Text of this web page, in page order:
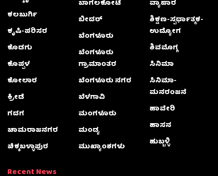
ಕಲಬುರ್ಗಿ
ಕೃಷಿ-ಪರಿಸರ
ಕೊಡಗು
ಕೊಪ್ಪಳ
ಕೋಲಾರ
ಕ್ರೀಡೆ
ಗದಗ
ಚಾಮರಾಜನಗರ
ಚಿಕ್ಕಬಳ್ಳಾಫುರ
ಬಾಗಲಕೋಟೆ
ಬೀದರ್
ಬೆಂಗಳೂರು
ಬೆಂಗಳೂರು
ಗ್ರಾಮಾಂತರ
ಬೆಂಗಳೂರು ನಗರ
ಬೆಳಗಾವಿ
ಮಂಗಳೂರು
ಮಂಡ್ಯ
ಮುಖ್ಯಾಂಶಗಳು
ವ್ಯಾಪಾರ
ಶಿಕ್ಷಣ-ಸ್ಪರ್ಧಾತ್ಮಕ-
ಉದ್ಯೋಗ
ಶಿವಮೊಗ್ಗ
ಸಿನಿಮಾ
ಸಿನಿಮಾ-
ಮನರಂಜನೆ
ಹಾವೇರಿ
ಹಾಸನ
ಹುಬ್ಬಳ್ಳಿ
Recent News